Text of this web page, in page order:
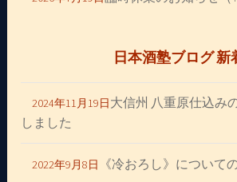
日本酒塾ブログ 新
2024年11月19日大信州 八重原仕込み
しました
2022年9月8日 《冷おろし》について